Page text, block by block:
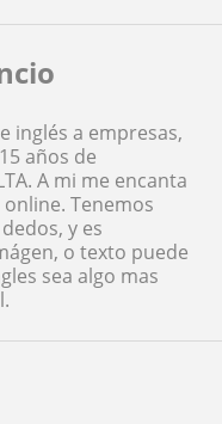
inglés a empresas,
años de
A mi me encanta
Tenemos
y es
o texto puede
sea algo mas